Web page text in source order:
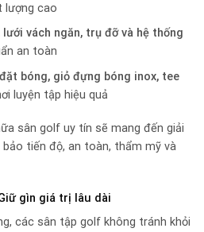
lượng cao
vách ngăn, trụ đỡ và hệ thống
an toàn
bóng, giỏ đựng bóng inox, tee
luyện tập hiệu quả
sân golf uy tín sẽ mang đến giải
tiến độ, an toàn, thẩm mỹ và
gìn giá trị lâu dài
các sân tập golf không tránh khỏi